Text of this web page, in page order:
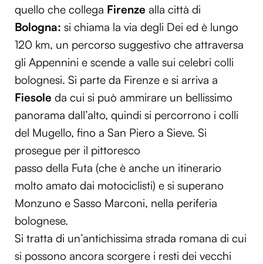
quello che collega Firenze alla città di
Bologna: si chiama la via degli Dei ed è lungo
120 km, un percorso suggestivo che attraversa
gli Appennini e scende a valle sui celebri colli
bolognesi. Si parte da Firenze e si arriva a
Fiesole da cui si può ammirare un bellissimo
panorama dall’alto, quindi si percorrono i colli
del Mugello, fino a San Piero a Sieve. Si
prosegue per il pittoresco
passo della Futa (che è anche un itinerario
molto amato dai motociclisti) e si superano
Monzuno e Sasso Marconi, nella periferia
bolognese.
Si tratta di un’antichissima strada romana di cui
si possono ancora scorgere i resti dei vecchi